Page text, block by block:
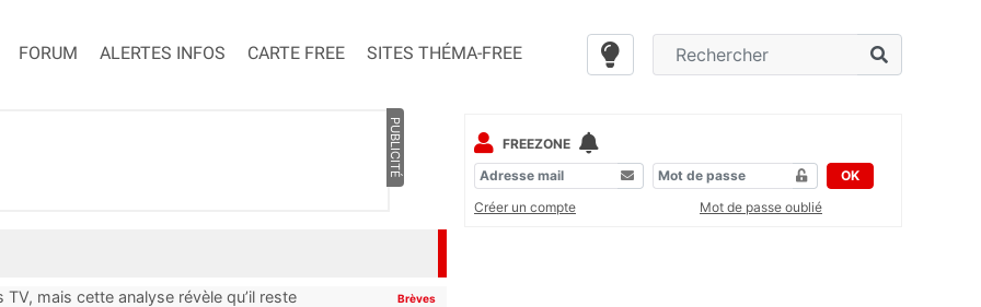
FORUM ALERTES INFOS CARTE FREE SITES THÉMA-FREE
PUBLICITÉ
mais cette analyse révèle qu’il reste Brèves
FREEZONE
OK
Créer un compte
Mot de passe oublié